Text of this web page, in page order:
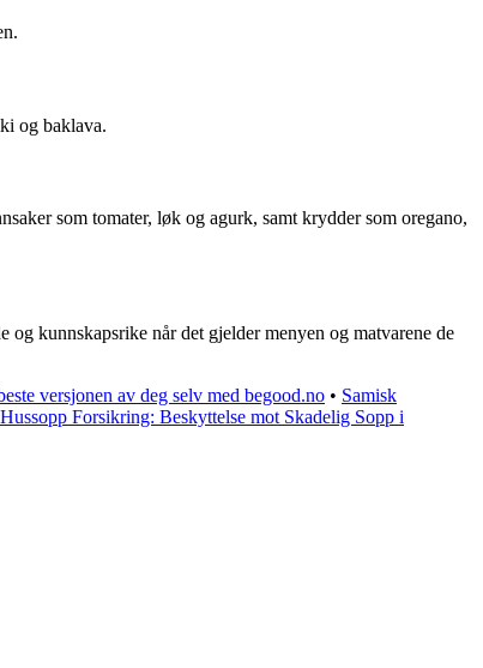
og baklava.
som tomater, løk og agurk, samt krydder som oregano,
kunnskapsrike når det gjelder menyen og matvarene de
versjonen av deg selv med begood.no • Samisk
Forsikring: Beskyttelse mot Skadelig Sopp i